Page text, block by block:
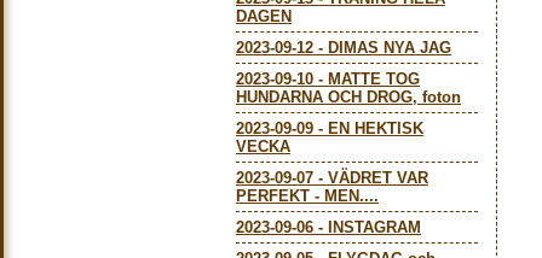
DAGEN
2023-09-12 - DIMAS NYA JAG
2023-09-10 - MATTE TOG
HUNDARNA OCH DROG, foton
2023-09-09 - EN HEKTISK
VECKA
2023-09-07 - VÄDRET VAR
PERFEKT - MEN....
2023-09-06 -
INSTAGRAM